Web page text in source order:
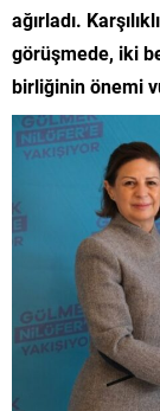
ağırladı.
görüşmede, iki
birliğinin önemi